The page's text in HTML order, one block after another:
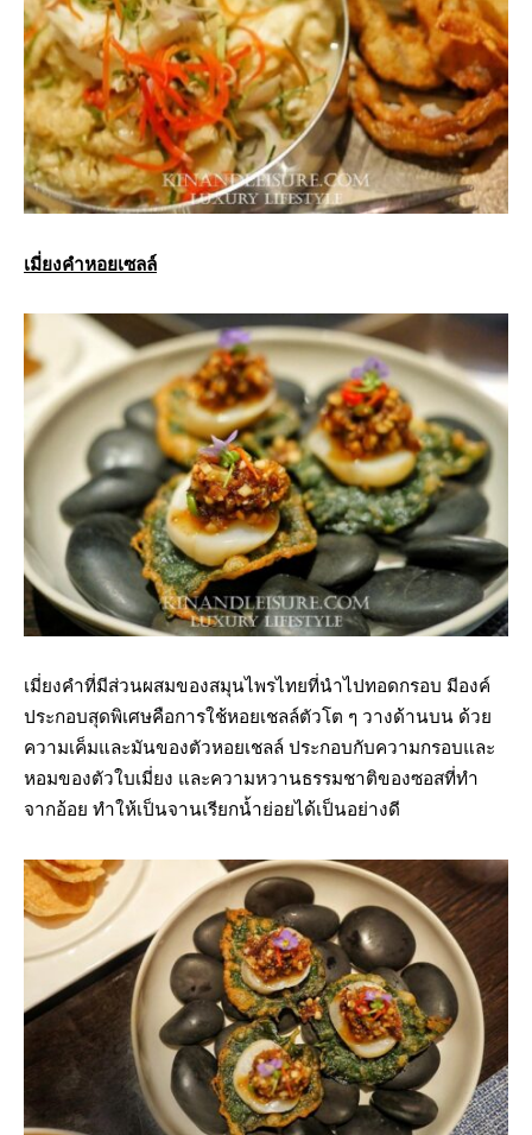
เมี่ยงคำหอยเซลล์
เมี่ยงคำที่มีส่วนผสมของสมุนไพรไทยที่นำไปทอดกรอบ มีองค์
ประกอบสุดพิเศษคือการใช้หอยเชลล์ตัวโต ๆ วางด้านบน ด้วย
ความเค็มและมันของตัวหอยเชลล์ ประกอบกับความกรอบและ
หอมของตัวใบเมี่ยง และความหวานธรรมชาติของซอสที่ทำ
จากอ้อย ทำให้เป็นจานเรียกน้ำย่อยได้เป็นอย่างดี